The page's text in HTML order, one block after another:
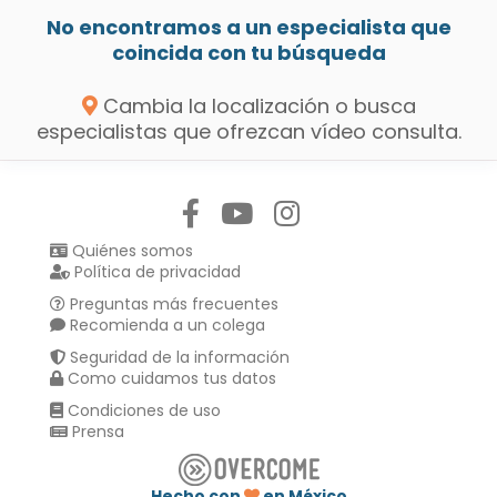
No encontramos a un especialista que
coincida con tu búsqueda
Cambia la localización o busca
especialistas que ofrezcan vídeo consulta.
Quiénes somos
Política de privacidad
Preguntas más frecuentes
Recomienda a un colega
Seguridad de la información
Como cuidamos tus datos
Condiciones de uso
Prensa